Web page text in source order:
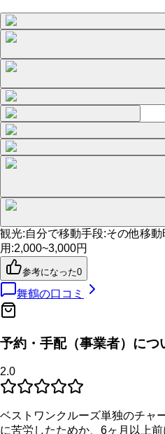
観光:自分で移動手段:その他移動
用 :2,000~3,000円
参考になった0
舞鶴の口コミ
予約・手配（事業者）につ
2.0
ベストワンクルーズ単独のチャ
に苦労したためか、6ヶ月以上